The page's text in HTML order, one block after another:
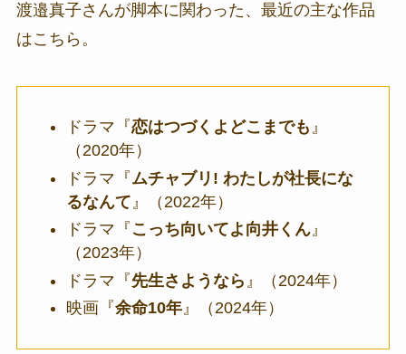
渡邉真子さんが脚本に関わった、最近の主な作品
はこちら。
ドラマ『恋はつづくよどこまでも 』
（2020年）
ドラマ『ムチャブリ! わたしが社長にな
るなんて 』（2022年）
ドラマ『 こっち向いてよ向井くん』
（2023年）
ドラマ『先生さようなら 』（2024年）
映画『余命10年』（2024年）